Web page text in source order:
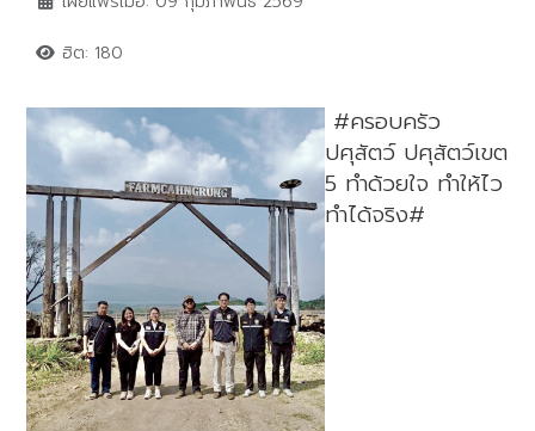
ฮิต: 180
#ครอบครัว
ปศุสัตว์ ปศุสัตว์เขต
5 ทำด้วยใจ ทำให้ไว
ทำได้จริง#